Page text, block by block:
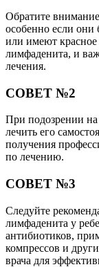
Обратите
особенно если они
или имеют
лимфаденита, и
лечения.
СОВЕТ №2
При подозрении на
лечить его
получения
по лечению.
СОВЕТ №3
Следуйте
лимфаденита у
антибиотиков,
компрессов и
врача для